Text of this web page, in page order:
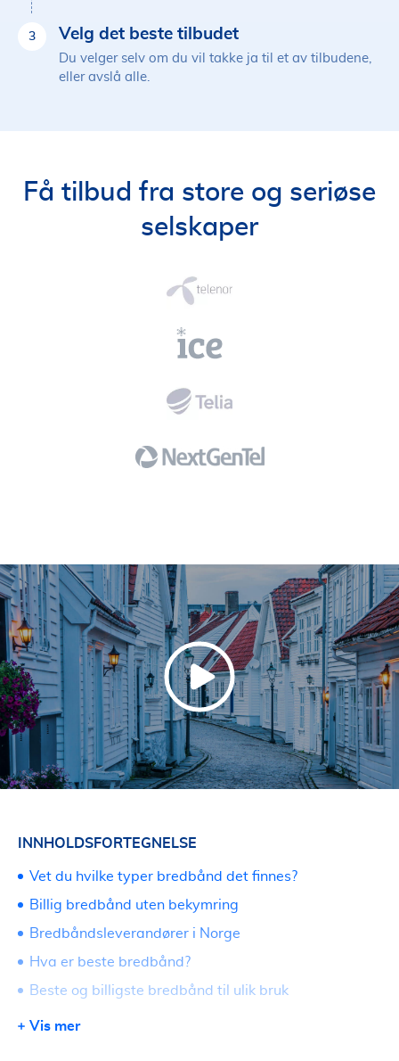
3 Velg det beste tilbudet
Du velger selv om du vil takke ja til et av tilbudene,
eller avslå alle.
Få tilbud fra store og seriøse
selskaper
INNHOLDSFORTEGNELSE
Vet du hvilke typer bredbånd det finnes?
Billig bredbånd uten bekymring
Bredbåndsleverandører i Norge
Hva er beste bredbånd?
Beste og billigste bredbånd til ulik bruk
Hvor raskt bredbånd har du?
Vis mer